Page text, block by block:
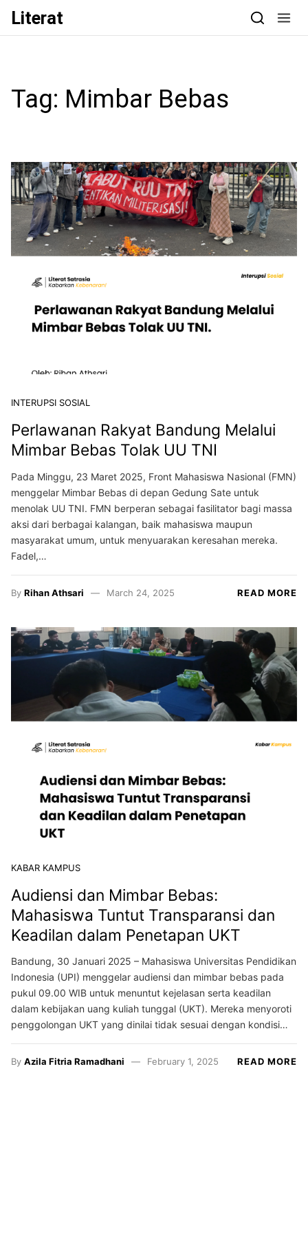
Skip to content
Literat
Tag: Mimbar Bebas
INTERUPSI SOSIAL
Perlawanan Rakyat Bandung Melalui
Mimbar Bebas Tolak UU TNI
Pada Minggu, 23 Maret 2025, Front Mahasiswa Nasional (FMN)
menggelar Mimbar Bebas di depan Gedung Sate untuk
menolak UU TNI. FMN berperan sebagai fasilitator bagi massa
aksi dari berbagai kalangan, baik mahasiswa maupun
masyarakat umum, untuk menyuarakan keresahan mereka.
Fadel,…
By Rihan Athsari March 24, 2025 READ MORE
KABAR KAMPUS
Audiensi dan Mimbar Bebas:
Mahasiswa Tuntut Transparansi dan
Keadilan dalam Penetapan UKT
Bandung, 30 Januari 2025 – Mahasiswa Universitas Pendidikan
Indonesia (UPI) menggelar audiensi dan mimbar bebas pada
pukul 09.00 WIB untuk menuntut kejelasan serta keadilan
dalam kebijakan uang kuliah tunggal (UKT). Mereka menyoroti
penggolongan UKT yang dinilai tidak sesuai dengan kondisi…
By Azila Fitria Ramadhani February 1, 2025 READ MORE